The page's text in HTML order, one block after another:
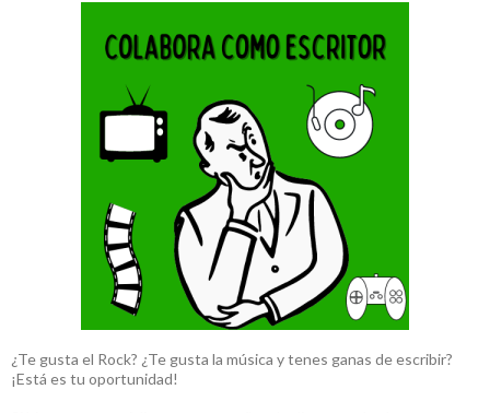
¿Te gusta el Rock? ¿Te gusta la música y tenes ganas de escribir?
¡Está es tu oportunidad!